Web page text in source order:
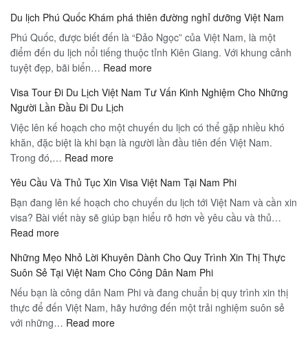
yêu
cầu
visa
Việt
cho
công
dân
Nam
Phi
Du lịch Phú Quốc Khám phá thiên đường nghỉ dưỡng Việt Nam
Phú Quốc, được biết đến là “Đảo Ngọc” của Việt Nam, là một
điểm đến du lịch nổi tiếng thuộc tỉnh Kiên Giang. Với khung cảnh
tuyệt đẹp, bãi biển… Read more:
lịch
Quốc
Khám
đường
nghỉ
dưỡng
Visa Tour Đi Du Lịch Việt Nam Tư Vấn Kinh Nghiệm Cho Những
Người Lần Đầu Đi Du Lịch
Việc lên kế hoạch cho một chuyến du lịch có thể gặp nhiều khó
khăn, đặc biệt là khi bạn là người lần đầu tiên đến Việt Nam.
Trong đó,… Read more:
Tour
Đi
Du
Nam
Tư
Vấn
Kinh
Nghiệm
Yêu Cầu Và Thủ Tục Xin Visa Việt Nam Tại Nam Phi
Bạn đang lên kế hoạch cho chuyến du lịch tới Việt Nam và cần xin
visa? Bài viết này sẽ giúp bạn hiểu rõ hơn về yêu cầu và thủ…
Read more:
Cầu
Và
Thủ
Tục
Xin
Những Mẹo Nhỏ Lời Khuyên Dành Cho Quy Trình Xin Thị Thực
Suôn Sẻ Tại Việt Nam Cho Công Dân Nam Phi
Nếu bạn là công dân Nam Phi và đang chuẩn bị quy trình xin thị
thực để đến Việt Nam, hãy hướng đến một trải nghiệm suôn sẻ
với những… Read more: